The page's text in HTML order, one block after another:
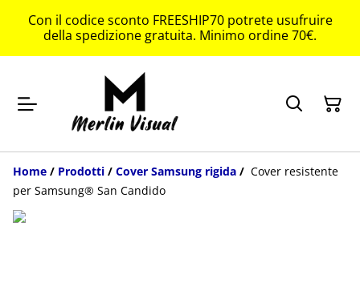
Con il codice sconto FREESHIP70 potrete usufruire
della spedizione gratuita. Minimo ordine 70€.
Home / Prodotti / Cover Samsung rigida / Cover resistente
per Samsung® San Candido